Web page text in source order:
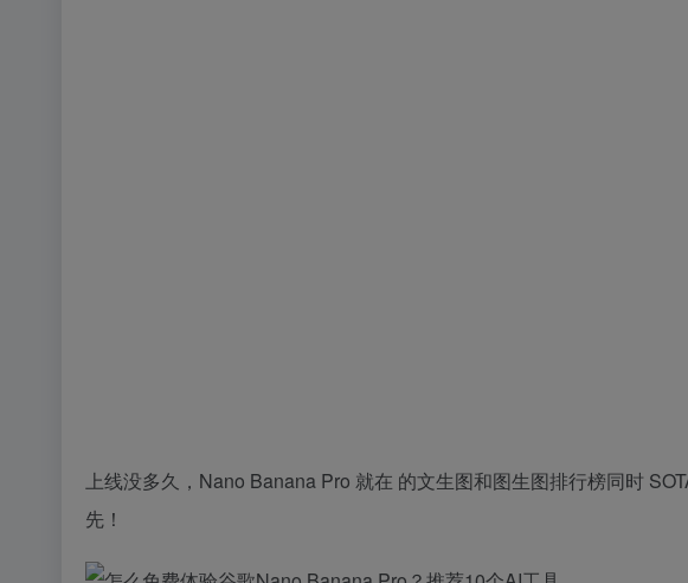
上线没多久，Nano Banana Pro 就在 的文生图和图生图排行榜同时
先！